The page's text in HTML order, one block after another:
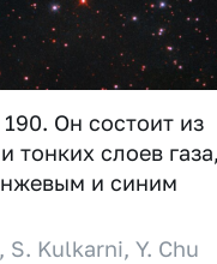
Он состоит из
тонких слоев
и синим
Kulkarni, Y. Chu